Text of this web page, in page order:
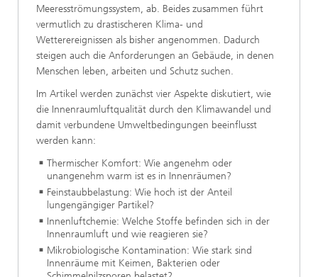
Meeresströmungssystem, ab. Beides zusammen führt
vermutlich zu drastischeren Klima- und
Wetterereignissen als bisher angenommen. Dadurch
steigen auch die Anforderungen an Gebäude, in denen
Menschen leben, arbeiten und Schutz suchen.
Im Artikel werden zunächst vier Aspekte diskutiert, wie
die Innenraumluftqualität durch den Klimawandel und
damit verbundene Umweltbedingungen beeinflusst
werden kann:
Thermischer Komfort: Wie angenehm oder
unangenehm warm ist es in Innenräumen?
Feinstaubbelastung: Wie hoch ist der Anteil
lungengängiger Partikel?
Innenluftchemie: Welche Stoffe befinden sich in der
Innenraumluft und wie reagieren sie?
Mikrobiologische Kontamination: Wie stark sind
Innenräume mit Keimen, Bakterien oder